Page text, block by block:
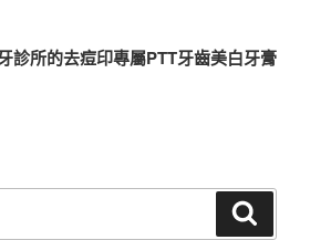
診所的去痘印專屬PTT牙齒美白牙膏